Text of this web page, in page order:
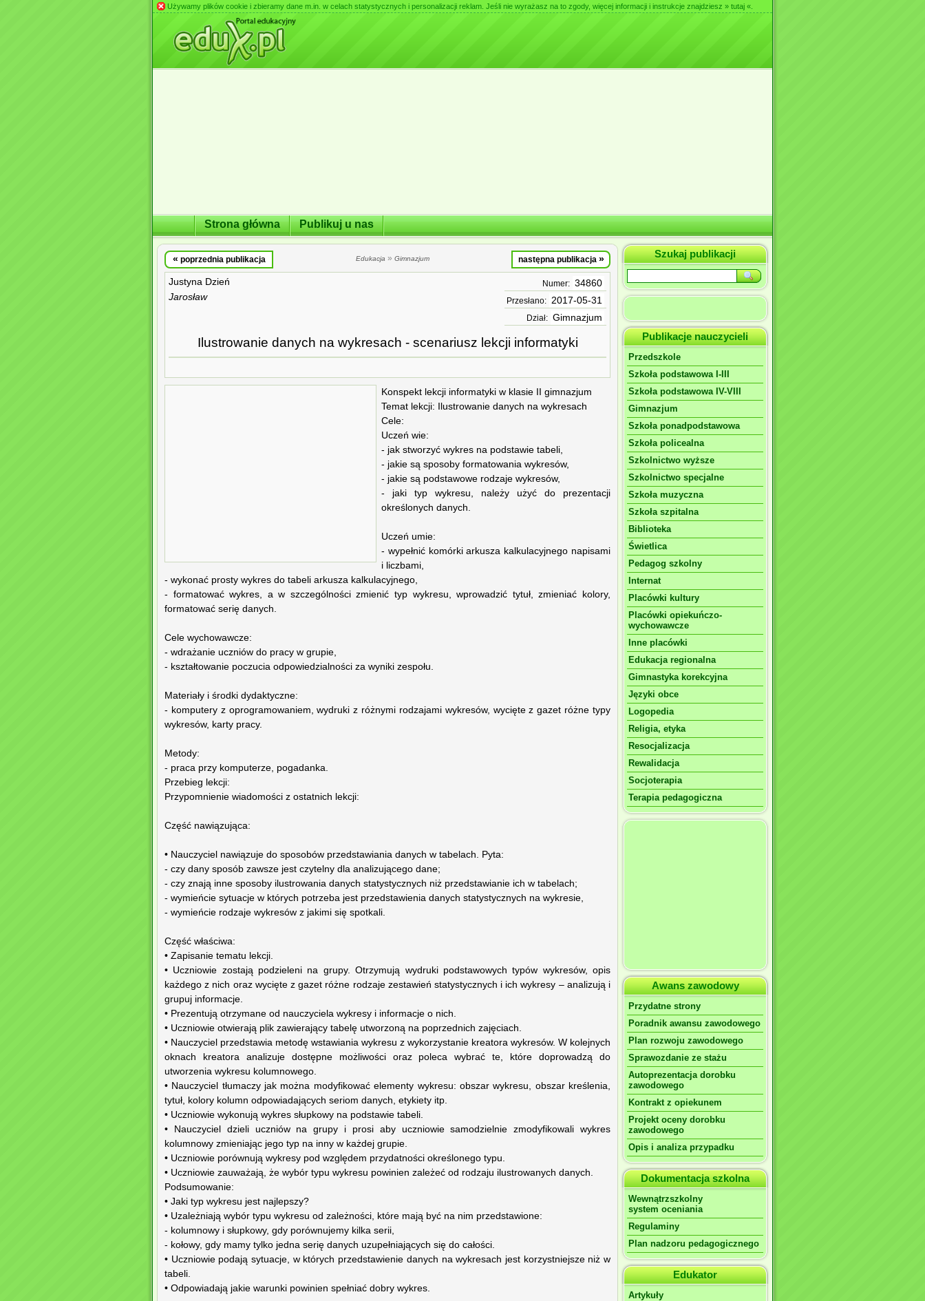
Używamy plików cookie i zbieramy dane m.in. w celach statystycznych i personalizacji reklam. Jeśli nie wyrażasz na to zgody, więcej informacji i instrukcje znajdziesz » tutaj «
Strona główna Publikuj u nas
« poprzednia publikacja Edukacja » Gimnazjum następna publikacja »
Justyna Dzień
Jarosław
Numer: 34860
Przesłano: 2017-05-31
Dział: Gimnazjum
Ilustrowanie danych na wykresach - scenariusz lekcji informatyki
Konspekt lekcji informatyki w klasie II gimnazjum
Temat lekcji: Ilustrowanie danych na wykresach
Cele:
Uczeń wie:
- jak stworzyć wykres na podstawie tabeli,
- jakie są sposoby formatowania wykresów,
- jakie są podstawowe rodzaje wykresów,
- jaki typ wykresu, należy użyć do prezentacji
określonych danych.
Uczeń umie:
- wypełnić komórki arkusza kalkulacyjnego napisami
i liczbami,
- wykonać prosty wykres do tabeli arkusza kalkulacyjnego,
- formatować wykres, a w szczególności zmienić typ wykresu, wprowadzić tytuł, zmieniać kolory,
formatować serię danych.
Cele wychowawcze:
- wdrażanie uczniów do pracy w grupie,
- kształtowanie poczucia odpowiedzialności za wyniki zespołu.
Materiały i środki dydaktyczne:
- komputery z oprogramowaniem, wydruki z różnymi rodzajami wykresów, wycięte z gazet różne typy
wykresów, karty pracy.
Metody:
- praca przy komputerze, pogadanka.
Przebieg lekcji:
Przypomnienie wiadomości z ostatnich lekcji:
Część nawiązująca:
• Nauczyciel nawiązuje do sposobów przedstawiania danych w tabelach. Pyta:
- czy dany sposób zawsze jest czytelny dla analizującego dane;
- czy znają inne sposoby ilustrowania danych statystycznych niż przedstawianie ich w tabelach;
- wymieńcie sytuacje w których potrzeba jest przedstawienia danych statystycznych na wykresie,
- wymieńcie rodzaje wykresów z jakimi się spotkali.
Część właściwa:
• Zapisanie tematu lekcji.
• Uczniowie zostają podzieleni na grupy. Otrzymują wydruki podstawowych typów wykresów, opis
każdego z nich oraz wycięte z gazet różne rodzaje zestawień statystycznych i ich wykresy – analizują i
grupuj informacje.
• Prezentują otrzymane od nauczyciela wykresy i informacje o nich.
• Uczniowie otwierają plik zawierający tabelę utworzoną na poprzednich zajęciach.
• Nauczyciel przedstawia metodę wstawiania wykresu z wykorzystanie kreatora wykresów. W kolejnych
oknach kreatora analizuje dostępne możliwości oraz poleca wybrać te, które doprowadzą do
utworzenia wykresu kolumnowego.
• Nauczyciel tłumaczy jak można modyfikować elementy wykresu: obszar wykresu, obszar kreślenia,
tytuł, kolory kolumn odpowiadających seriom danych, etykiety itp.
• Uczniowie wykonują wykres słupkowy na podstawie tabeli.
• Nauczyciel dzieli uczniów na grupy i prosi aby uczniowie samodzielnie zmodyfikowali wykres
kolumnowy zmieniając jego typ na inny w każdej grupie.
• Uczniowie porównują wykresy pod względem przydatności określonego typu.
• Uczniowie zauważają, że wybór typu wykresu powinien zależeć od rodzaju ilustrowanych danych.
Podsumowanie:
• Jaki typ wykresu jest najlepszy?
• Uzależniają wybór typu wykresu od zależności, które mają być na nim przedstawione:
- kolumnowy i słupkowy, gdy porównujemy kilka serii,
- kołowy, gdy mamy tylko jedna serię danych uzupełniających się do całości.
• Uczniowie podają sytuacje, w których przedstawienie danych na wykresach jest korzystniejsze niż w
tabeli.
• Odpowiadają jakie warunki powinien spełniać dobry wykres.
Szukaj publikacji
Publikacje nauczycieli
Przedszkole
Szkoła podstawowa I-III
Szkoła podstawowa IV-VIII
Gimnazjum
Szkoła ponadpodstawowa
Szkoła policealna
Szkolnictwo wyższe
Szkolnictwo specjalne
Szkoła muzyczna
Szkoła szpitalna
Biblioteka
Świetlica
Pedagog szkolny
Internat
Placówki kultury
Placówki opiekuńczo-
wychowawcze
Inne placówki
Edukacja regionalna
Gimnastyka korekcyjna
Języki obce
Logopedia
Religia, etyka
Resocjalizacja
Rewalidacja
Socjoterapia
Terapia pedagogiczna
Awans zawodowy
Przydatne strony
Poradnik awansu zawodowego
Plan rozwoju zawodowego
Sprawozdanie ze stażu
Autoprezentacja dorobku
zawodowego
Kontrakt z opiekunem
Projekt oceny dorobku
zawodowego
Opis i analiza przypadku
Dokumentacja szkolna
Wewnątrzszkolny
system oceniania
Regulaminy
Plan nadzoru pedagogicznego
Edukator
Artykuły